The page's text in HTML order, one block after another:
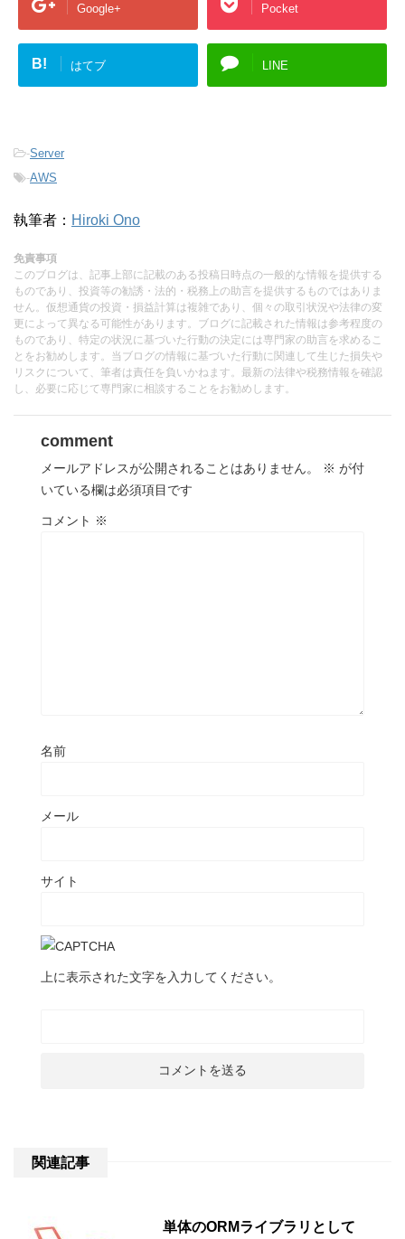
Google+ Pocket
B! はてブ LINE
-Server
-AWS
執筆者： Hiroki Ono
免責事項
このブログは、記事上部に記載のある投稿日時点の一般的な情報を提供する
ものであり、投資等の勧誘・法的・税務上の助言を提供するものではありま
せん。仮想通貨の投資・損益計算は複雑であり、個々の取引状況や法律の変
更によって異なる可能性があります。ブログに記載された情報は参考程度の
ものであり、特定の状況に基づいた行動の決定には専門家の助言を求めるこ
とをお勧めします。当ブログの情報に基づいた行動に関連して生じた損失や
リスクについて、筆者は責任を負いかねます。最新の法律や税務情報を確認
し、必要に応じて専門家に相談することをお勧めします。
comment
メールアドレスが公開されることはありません。 ※ が付
いている欄は必須項目です
コメント ※
名前
メール
サイト
上に表示された文字を入力してください。
関連記事
単体のORMライブラリとして